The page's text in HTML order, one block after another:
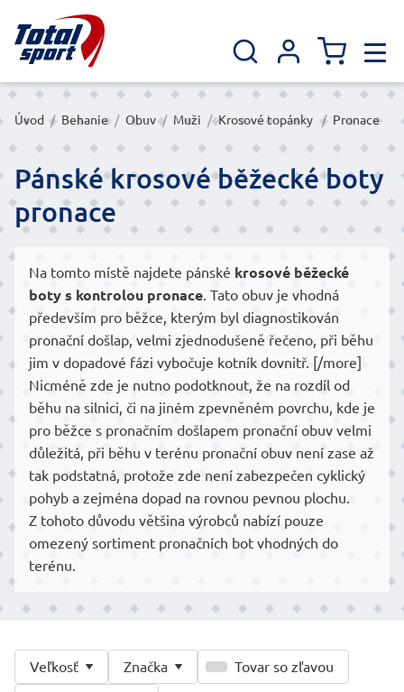
Úvod / Behanie / Obuv / Muži / Krosové topánky / Pronace
Pánské krosové běžecké boty
pronace
Na tomto místě najdete pánské krosové běžecké
boty s kontrolou pronace. Tato obuv je vhodná
především pro běžce, kterým byl diagnostikován
pronační došlap, velmi zjednodušeně řečeno, při běhu
jim v dopadové fázi vybočuje kotník dovnitř. [/more]
Nicméně zde je nutno podotknout, že na rozdíl od
běhu na silnici, či na jiném zpevněném povrchu, kde je
pro běžce s pronačním došlapem pronační obuv velmi
důležitá, při běhu v terénu pronační obuv není zase až
tak podstatná, protože zde není zabezpečen cyklický
pohyb a zejména dopad na rovnou pevnou plochu.
Z tohoto důvodu většina výrobců nabízí pouze
omezený sortiment pronačních bot vhodných do
terénu.
Veľkosť Značka Tovar so zľavou